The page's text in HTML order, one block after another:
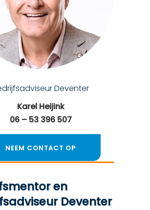
Deventer
Karel Heijink
06 – 53 396 507
NEEM CONTACT OP
en
Deventer